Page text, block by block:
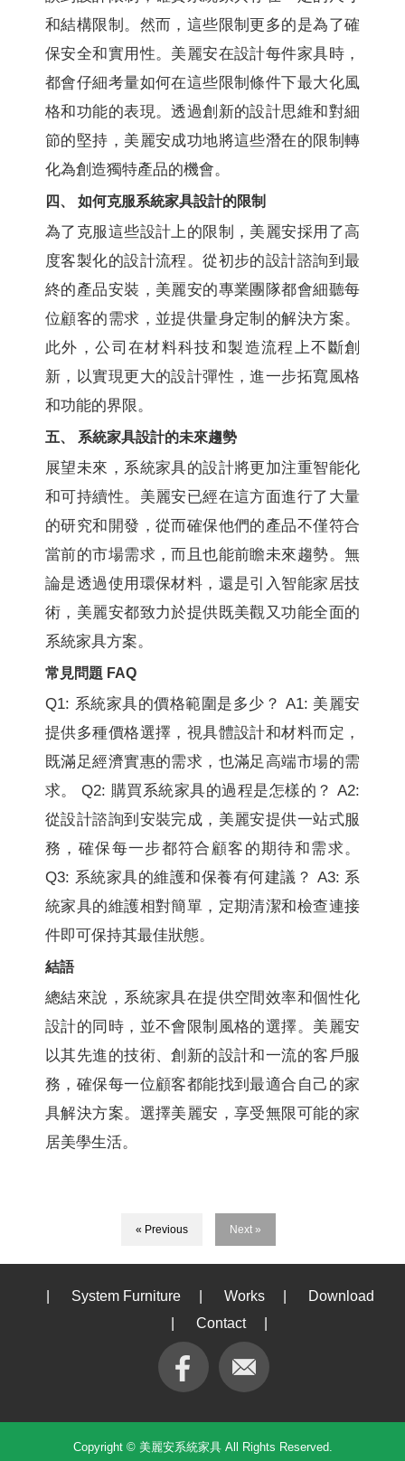
和結構限制。然而，這些限制更多的是為了確
保安全和實用性。美麗安在設計每件家具時，
都會仔細考量如何在這些限制條件下最大化風
格和功能的表現。透過創新的設計思維和對細
節的堅持，美麗安成功地將這些潛在的限制轉
化為創造獨特產品的機會。
四、 如何克服系統家具設計的限制
為了克服這些設計上的限制，美麗安採用了高
度客製化的設計流程。從初步的設計諮詢到最
終的產品安裝，美麗安的專業團隊都會細聽每
位顧客的需求，並提供量身定制的解決方案。
此外，公司在材料科技和製造流程上不斷創
新，以實現更大的設計彈性，進一步拓寬風格
和功能的界限。
五、 系統家具設計的未來趨勢
展望未來，系統家具的設計將更加注重智能化
和可持續性。美麗安已經在這方面進行了大量
的研究和開發，從而確保他們的產品不僅符合
當前的市場需求，而且也能前瞻未來趨勢。無
論是透過使用環保材料，還是引入智能家居技
術，美麗安都致力於提供既美觀又功能全面的
系統家具方案。
常見問題 FAQ
Q1: 系統家具的價格範圍是多少？ A1: 美麗安
提供多種價格選擇，視具體設計和材料而定，
既滿足經濟實惠的需求，也滿足高端市場的需
求。 Q2: 購買系統家具的過程是怎樣的？ A2:
從設計諮詢到安裝完成，美麗安提供一站式服
務，確保每一步都符合顧客的期待和需求。
Q3: 系統家具的維護和保養有何建議？ A3: 系
統家具的維護相對簡單，定期清潔和檢查連接
件即可保持其最佳狀態。
結語
總結來說，系統家具在提供空間效率和個性化
設計的同時，並不會限制風格的選擇。美麗安
以其先進的技術、創新的設計和一流的客戶服
務，確保每一位顧客都能找到最適合自己的家
具解決方案。選擇美麗安，享受無限可能的家
居美學生活。
« Previous Next »
System Furniture Works
Download
Contact
Copyright © 美麗安系統家具 All Rights Reserved.